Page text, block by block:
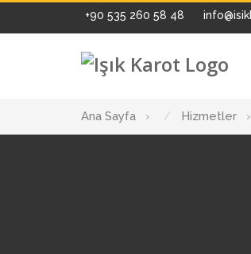
+90 535 260 58 48
Ana Sayfa › Hizmetler ›